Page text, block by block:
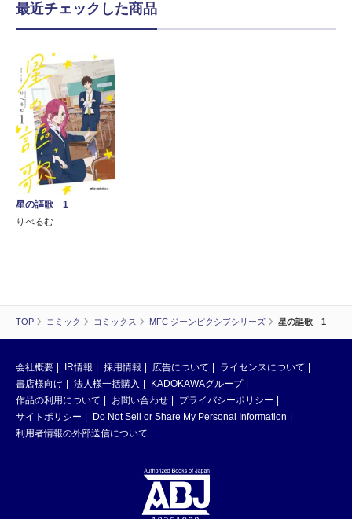
TOP コミック コミックス MFC ジーンピクシブシリーズ 星の謳歌 1
最近チェックした商品
星の謳歌 1
りべるむ
会社概要 IR情報 採用情報 広告について
ライセンスについて
書店様向け
法人様一括購入
KADOKAWAグループ
作品の利用について
お問い合わせ
プライバシーポリシー
サイトポリシー
Do Not Sell or Share My Personal Information
利用者情報の外部送信について